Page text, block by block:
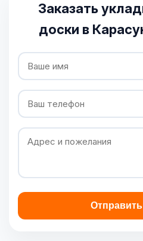
Заказать
доски в
Отправить